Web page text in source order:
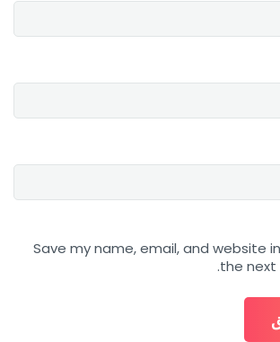
Save my name, email, and website
the next